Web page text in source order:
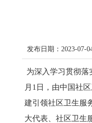
发布日期：2023-07-
为深入学习贯彻
月1日，由中国社
建引领社区卫生服
大代表、社区卫生